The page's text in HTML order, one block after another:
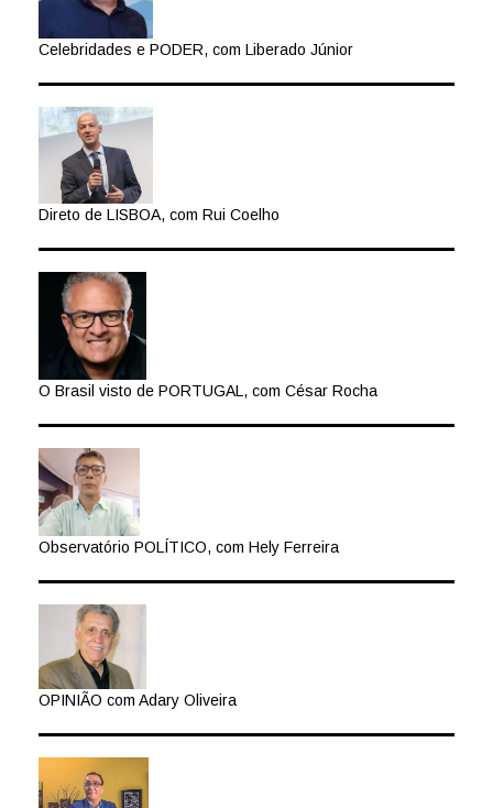
Celebridades e PODER, com Liberado Júnior
Direto de LISBOA, com Rui Coelho
O Brasil visto de PORTUGAL, com César Rocha
Observatório POLÍTICO, com Hely Ferreira
OPINIÃO com Adary Oliveira